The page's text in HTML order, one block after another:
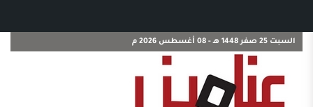
السبت 25 صفر 1448 هـ - 08 أغسطس 2026 م